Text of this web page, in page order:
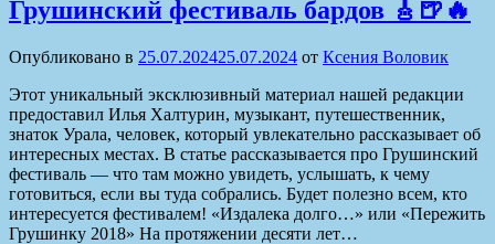
Грушинский фестиваль бардов 🎸🍺🔥
Опубликовано в 25.07.202425.07.2024 от Ксения Воловик
Этот уникальный эксклюзивный материал нашей редакции
предоставил Илья Халтурин, музыкант, путешественник,
знаток Урала, человек, который увлекательно рассказывает об
интересных местах. В статье рассказывается про Грушинский
фестиваль — что там можно увидеть, услышать, к чему
готовиться, если вы туда собрались. Будет полезно всем, кто
интересуется фестивалем! «Издалека долго…» или «Пережить
Грушинку 2018» На протяжении десяти лет…